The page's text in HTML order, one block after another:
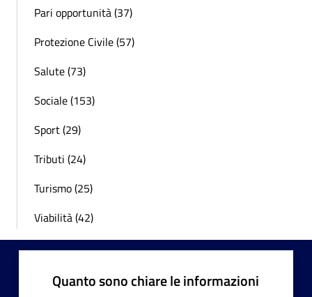
Pari opportunità (37)
Protezione Civile (57)
Salute (73)
Sociale (153)
Sport (29)
Tributi (24)
Turismo (25)
Viabilità (42)
Quanto sono chiare le informazioni